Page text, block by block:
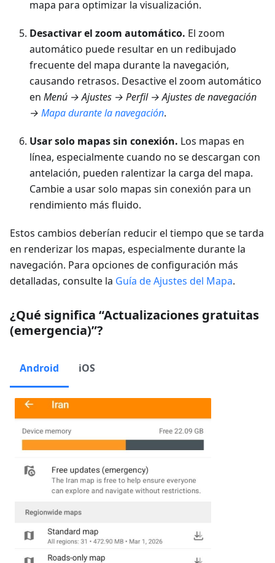
mapa para optimizar la visualización.
Desactivar el zoom automático. El zoom
automático puede resultar en un redibujado
frecuente del mapa durante la navegación,
causando retrasos. Desactive el zoom automático
en Menú → Ajustes → Perfil → Ajustes de navegación
→ Mapa durante la navegación.
Usar solo mapas sin conexión. Los mapas en
línea, especialmente cuando no se descargan con
antelación, pueden ralentizar la carga del mapa.
Cambie a usar solo mapas sin conexión para un
rendimiento más fluido.
Estos cambios deberían reducir el tiempo que se tarda
en renderizar los mapas, especialmente durante la
navegación. Para opciones de configuración más
detalladas, consulte la Guía de Ajustes del Mapa.
¿Qué significa “Actualizaciones gratuitas
(emergencia)”?
Android iOS